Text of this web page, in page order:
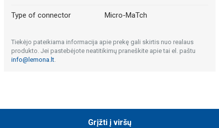
Type of connector Micro-MaTch
Tiekėjo pateikiama informacija apie prekę gali skirtis nuo realaus
produkto. Jei pastebėjote neatitikimų praneškite apie tai el. paštu
info@lemona.lt.
Grįžti į viršų